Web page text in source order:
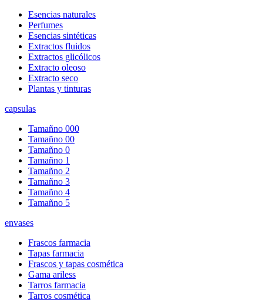
Esencias naturales
Perfumes
Esencias sintéticas
Extractos fluidos
Extractos glicólicos
Extracto oleoso
Extracto seco
Plantas y tinturas
capsulas
Tamañno 000
Tamañno 00
Tamañno 0
Tamañno 1
Tamañno 2
Tamañno 3
Tamañno 4
Tamañno 5
envases
Frascos farmacia
Tapas farmacia
Frascos y tapas cosmética
Gama ariless
Tarros farmacia
Tarros cosmética